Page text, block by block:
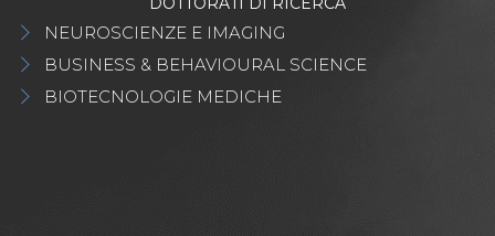
NEUROSCIENZE E IMAGING
BUSINESS & BEHAVIOURAL SCIENCE
BIOTECNOLOGIE MEDICHE